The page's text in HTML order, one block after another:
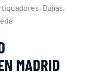
Bujías,
MADRID